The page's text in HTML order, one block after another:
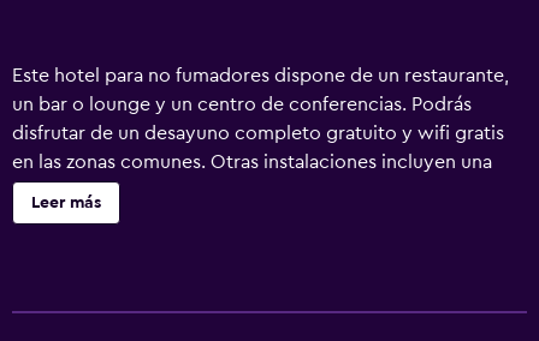
Este hotel para no fumadores dispone de un restaurante,
un bar o lounge y un centro de conferencias. Podrás
disfrutar de un desayuno completo gratuito y wifi gratis
en las zonas comunes. Otras instalaciones incluyen una
cafetería, café o té en las zonas comunes y un centro de
negocios. Se ofrece servicio de cambio de toallas a
Leer más